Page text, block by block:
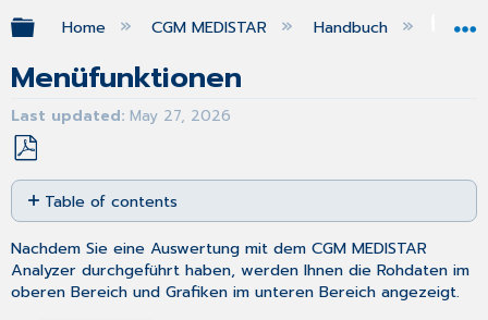
Expand/collapse global hierarchy
Home CGM MEDISTAR Handbuch
Menüfunktionen
Last updated May 27, 2026
Save
as
PDF
Table of contents
No
headers
Nachdem Sie eine Auswertung mit demCGM MEDISTAR
Analyzer durchgeführt haben, werden Ihnen die Rohdaten im
oberen Bereich und Grafiken im unteren Bereich angezeigt.